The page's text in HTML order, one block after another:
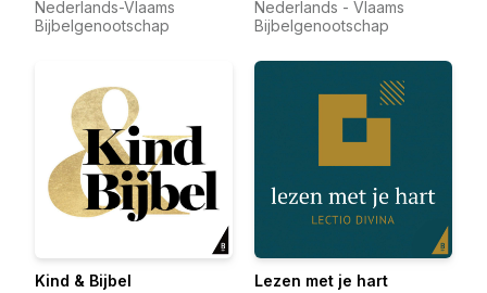
Nederlands-Vlaams
Bijbelgenootschap
Nederlands - Vlaams
Bijbelgenootschap
Kind & Bijbel
Lezen met je hart